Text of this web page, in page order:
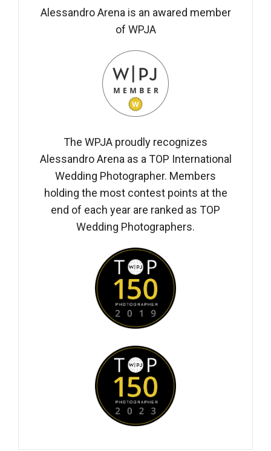
Alessandro Arena is an awared member
of WPJA
The WPJA proudly recognizes
Alessandro Arena as a TOP International
Wedding Photographer. Members
holding the most contest points at the
end of each year are ranked as TOP
Wedding Photographers.